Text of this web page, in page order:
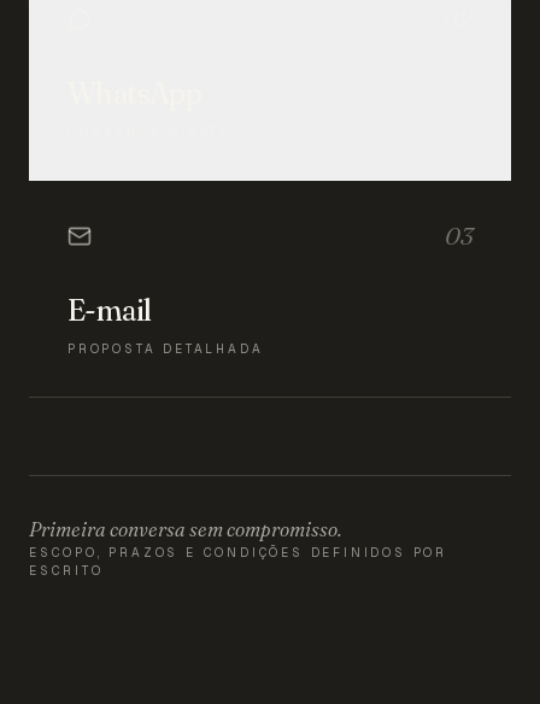
03
E-mail
PROPOSTA DETALHADA
Primeira conversa sem compromisso.
ESCOPO, PRAZOS E CONDIÇÕES DEFINIDOS POR
ESCRITO